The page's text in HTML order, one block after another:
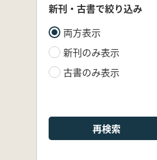
新刊・古書で絞り込み
両方表示
新刊のみ表示
古書のみ表示
再検索